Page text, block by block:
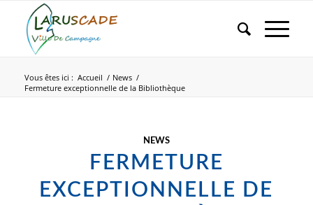
Vous êtes ici : Accueil / News /
Fermeture exceptionnelle de la Bibliothèque
NEWS
FERMETURE
EXCEPTIONNELLE DE